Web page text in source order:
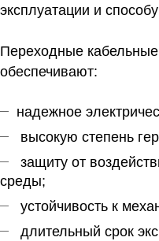
эксплуатации и
Переходные
обеспечивают:
надежное
высокую степень
защиту от
среды;
устойчивость к
длительный срок